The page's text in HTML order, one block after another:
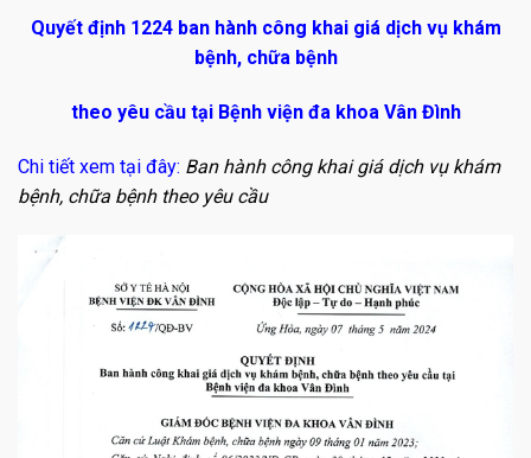
Quyết định 1224 ban hành công khai giá dịch vụ khám
bệnh, chữa bệnh
theo yêu cầu tại Bệnh viện đa khoa Vân Đình
Chi tiết xem tại đây: Ban hành công khai giá dịch vụ khám
bệnh, chữa bệnh theo yêu cầu